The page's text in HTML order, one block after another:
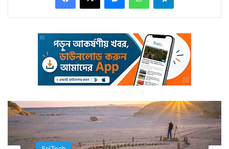
রক্ষাকবচ। সেই পর্দায় এখানে ওখানে ফুটো তৈরি হয়েছে। ফুটো
ক্রমশ বড় হচ্ছে।